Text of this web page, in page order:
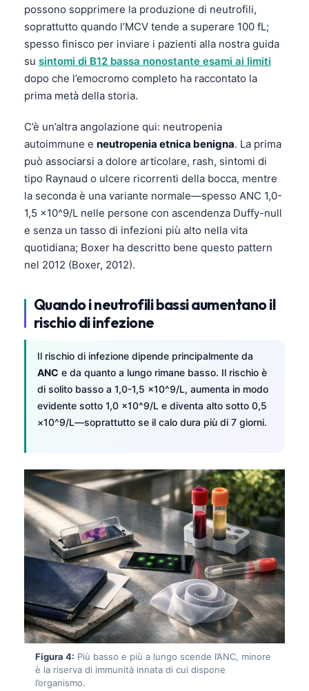
possono sopprimere la produzione di neutrofili,
soprattutto quando l’MCV tende a superare 100 fL;
spesso finisco per inviare i pazienti alla nostra guida
su sintomi di B12 bassa nonostante esami ai limiti
dopo che l’emocromo completo ha raccontato la
prima metà della storia.
C’è un’altra angolazione qui: neutropenia
autoimmune e neutropenia etnica benigna. La prima
può associarsi a dolore articolare, rash, sintomi di
tipo Raynaud o ulcere ricorrenti della bocca, mentre
la seconda è una variante normale—spesso ANC 1,0-
1,5 ×10^9/L nelle persone con ascendenza Duffy-null
e senza un tasso di infezioni più alto nella vita
quotidiana; Boxer ha descritto bene questo pattern
nel 2012 (Boxer, 2012).
Quando i neutrofili bassi aumentano il
rischio di infezione
Il rischio di infezione dipende principalmente da
ANC e da quanto a lungo rimane basso. Il rischio è
di solito basso a 1,0-1,5 ×10^9/L, aumenta in modo
evidente sotto 1,0 ×10^9/L e diventa alto sotto 0,5
×10^9/L—soprattutto se il calo dura più di 7 giorni.
Figura 4: Più basso e più a lungo scende l’ANC, minore
è la riserva di immunità innata di cui dispone
l’organismo.